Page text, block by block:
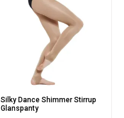
Silky Dance Shimmer Stirrup
Glanspanty